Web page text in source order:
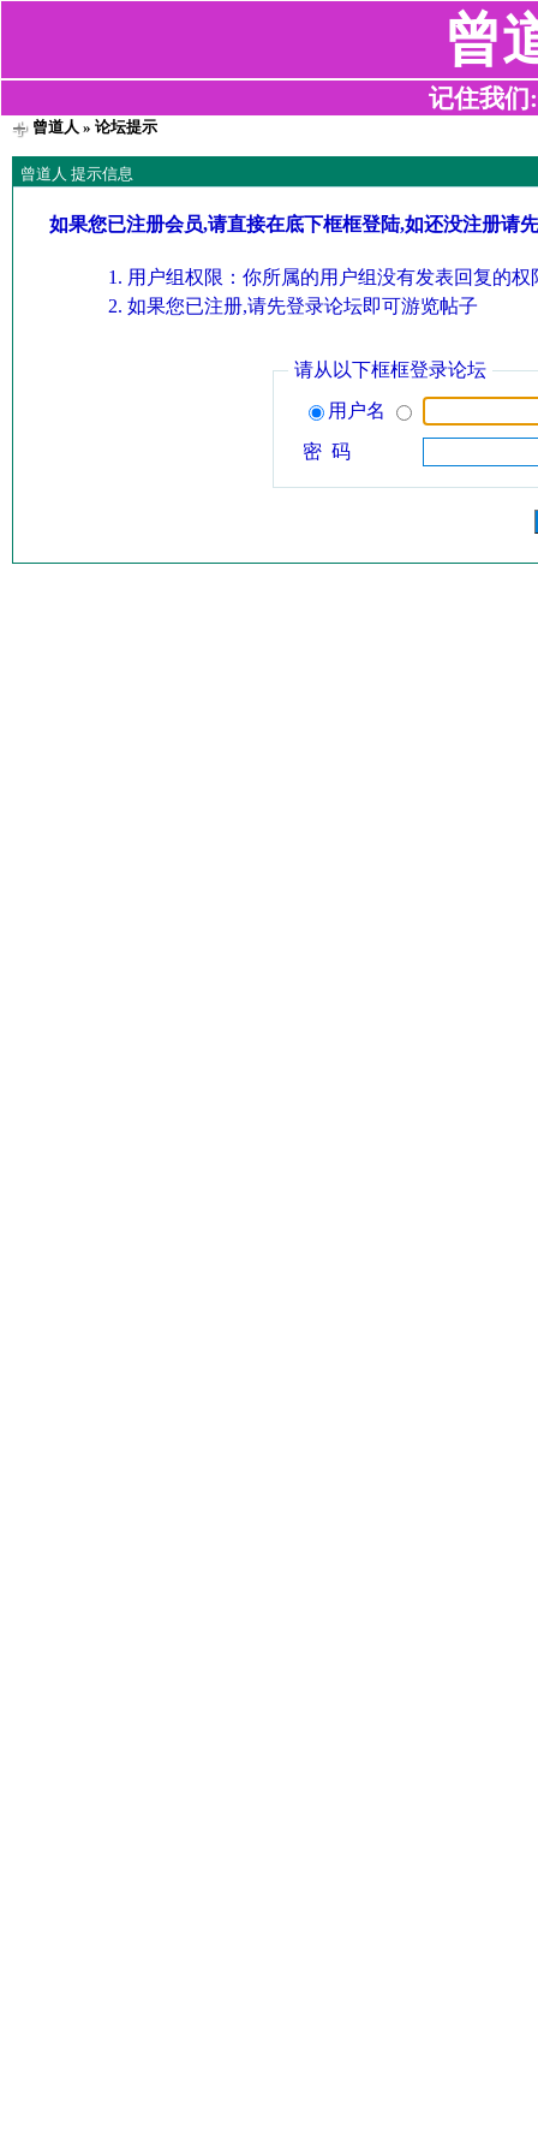
曾
记住我们
曾道人 » 论坛提示
曾道人 提示信息
如果您已注册会员,请直接在底下框框登陆,如还没注册请
用户组权限：你所属的用户组没有发表回复的权
如果您已注册,请先登录论坛即可游览帖子
请从以下框框登录论坛
用户名
密 码